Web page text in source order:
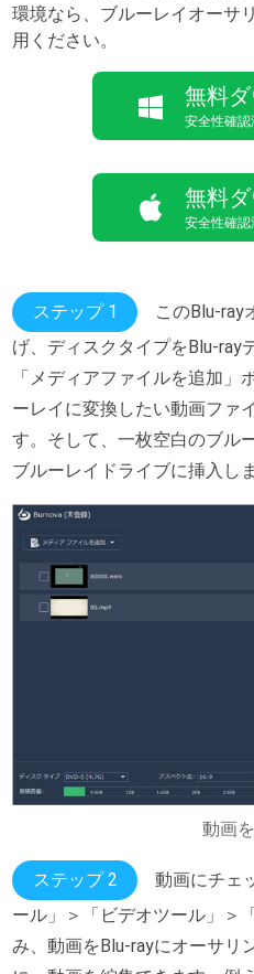
環境なら、ブルーレイオーサ
用ください。
無料
安全性確認
無料
安全性確認
ステップ 1
このBlu-ray
げ、ディスクタイプをBlu-ray
「メディアファイルを追加
ーレイに変換したい動画ファ
す。そして、一枚空白のブル
ブルーレイドライブに挿入しま
動画
ステップ 2
動画にチェ
ール」＞「ビデオツール」＞
み、動画をBlu-rayにオーサリ